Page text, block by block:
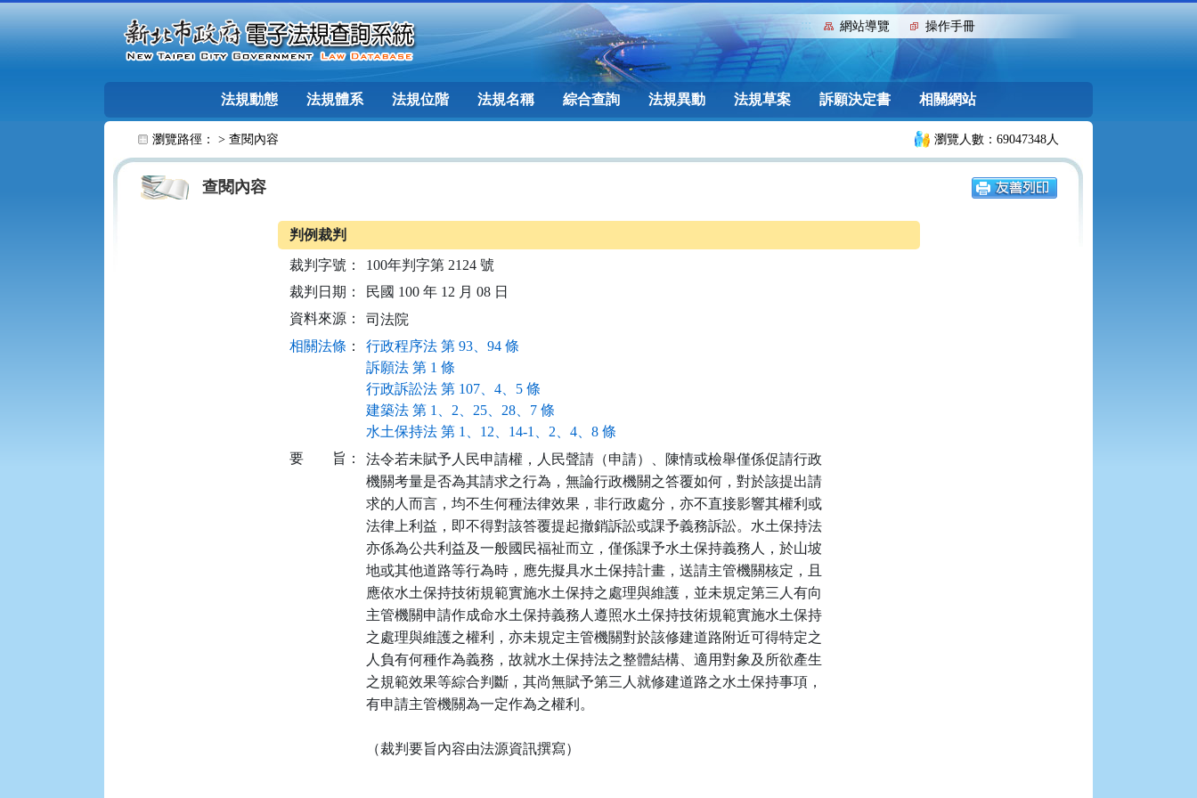
::: 網站導覽 操作手冊
法規動態 法規體系 法規位階 法規名稱 綜合查詢 法規異動 法規草案 訴願決定書 相關網站
瀏覽路徑： > 查閱內容 瀏覽人數：69047348人
查閱內容
判例裁判
裁判字號：
100年判字第 2124 號
裁判日期：
民國 100 年 12 月 08 日
資料來源：
司法院
相關法條 ：
行政程序法 第 93、94 條
訴願法 第 1 條
行政訴訟法 第 107、4、5 條
建築法 第 1、2、25、28、7 條
水土保持法 第 1、12、14-1、2、4、8 條
要
旨：
法令若未賦予人民申請權，人民聲請（申請）、陳情或檢舉僅係促請行政
機關考量是否為其請求之行為，無論行政機關之答覆如何，對於該提出請
求的人而言，均不生何種法律效果，非行政處分，亦不直接影響其權利或
法律上利益，即不得對該答覆提起撤銷訴訟或課予義務訴訟。水土保持法
亦係為公共利益及一般國民福祉而立，僅係課予水土保持義務人，於山坡
地或其他道路等行為時，應先擬具水土保持計畫，送請主管機關核定，且
應依水土保持技術規範實施水土保持之處理與維護，並未規定第三人有向
主管機關申請作成命水土保持義務人遵照水土保持技術規範實施水土保持
之處理與維護之權利，亦未規定主管機關對於該修建道路附近可得特定之
人負有何種作為義務，故就水土保持法之整體結構、適用對象及所欲產生
之規範效果等綜合判斷，其尚無賦予第三人就修建道路之水土保持事項，
有申請主管機關為一定作為之權利。
（裁判要旨內容由法源資訊撰寫）